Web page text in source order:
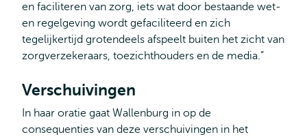
en faciliteren van zorg, iets wat door bestaande wet-
en regelgeving wordt gefaciliteerd en zich
tegelijkertijd grotendeels afspeelt buiten het zicht van
zorgverzekeraars, toezichthouders en de media.”
Verschuivingen
In haar oratie gaat Wallenburg in op de
consequenties van deze verschuivingen in het